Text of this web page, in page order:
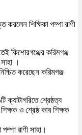
শিক্ষিকা পম্পা রাণী
কিশোরগঞ্জের করিমগঞ্জ
।
করেছেন করিমগঞ্জ
ক্যাটাগরিতে শ্রেষ্ঠত্ব
ও শ্রেষ্ঠ কাব শিক্ষক
রাণী সাহা।